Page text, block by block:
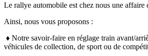
Le rallye automobile est chez nous une affaire
Ainsi, nous vous proposons :
♦ Notre savoir-faire en réglage train avant/
véhicules de collection, de sport ou de